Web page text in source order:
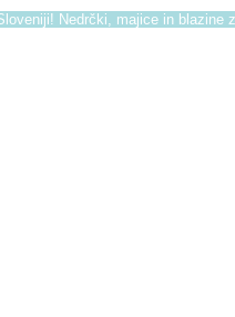
Nedrčki, majice in blazine